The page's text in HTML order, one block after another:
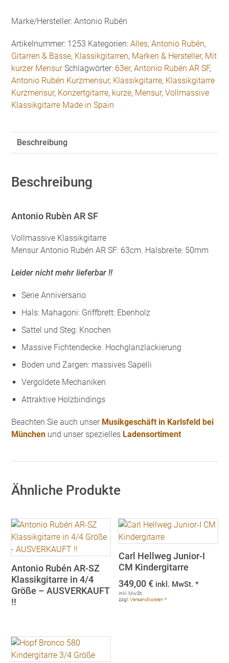
Marke/Hersteller: Antonio Rubén
Artikelnummer: 1253 Kategorien:Alles,Antonio Rubén,
Gitarren & Bässe, Klassikgitarren, Marken & Hersteller, Mit
kurzer Mensur Schlagwörter: 63er,Antonio Rubén AR SF,
Antonio Rubén Kurzmensur, Klassikgitarre, Klassikgitarre
Kurzmensur, Konzertgitarre, kurze, Mensur,Vollmassive
Klassikgitarre Made in Spain
Beschreibung
Beschreibung
Antonio Rubèn AR SF
Vollmassive Klassikgitarre
Mensur Antonio Rubén AR SF: 63cm. Halsbreite: 50mm
Leider nicht mehr lieferbar !!
Serie Anniversario
Hals: Mahagoni: Griffbrett: Ebenholz
Sattel und Steg: Knochen
Massive Fichtendecke. Hochglanzlackierung
Boden und Zargen: massives Sapelli
Vergoldete Mechaniken
Attraktive Holzbindings
Beachten Sie auch unser Musikgeschäft in Karlsfeld bei
München und unser spezielles Ladensortiment
Ähnliche Produkte
Antonio Rubén AR-SZ
Klassikgitarre in 4/4
Größe – AUSVERKAUFT
!!
Carl Hellweg Junior-I
CM Kindergitarre
349,00€ inkl. MwSt. *
inkl. MwSt.
zzgl.Versandkosten *